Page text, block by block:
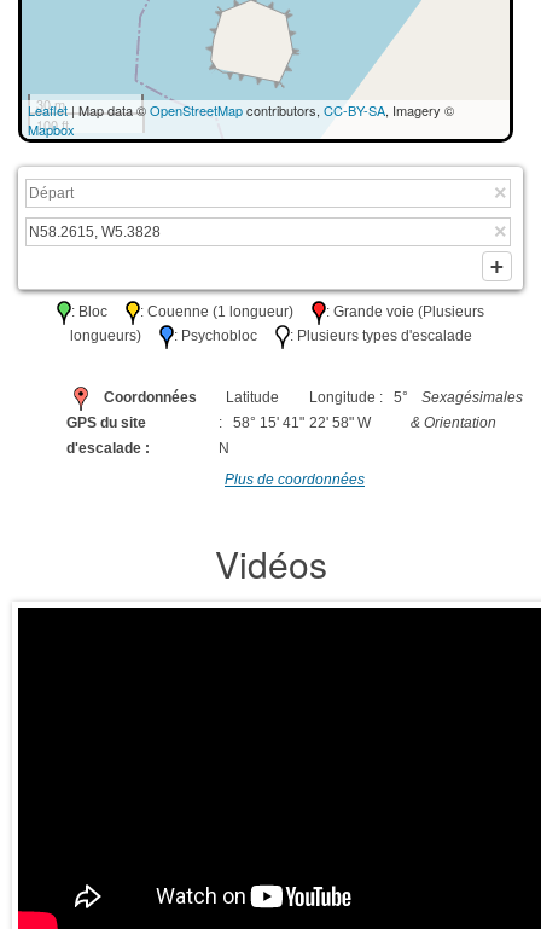
30 m
100 ft
Leaflet| Map data ©OpenStreetMapcontributors, CC-BY-SA, Imagery ©
Mapbox
: Bloc : Couenne (1 longueur)
: Grande voie (Plusieurs
longueurs)
: Psychobloc : Plusieurs types d'escalade
Coordonnées
GPS du site
d'escalade :
Latitude
: 58° 15' 41"
N
Longitude : 5°
22' 58" W
Sexagésimales
& Orientation
Plus de coordonnées
Vidéos